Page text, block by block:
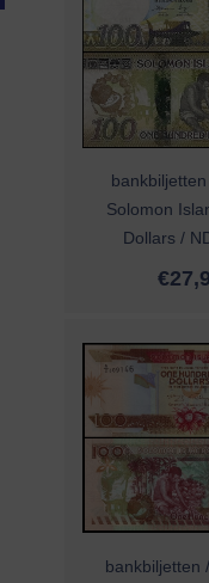
Solomon
Dollars /
€
bankbiljetten